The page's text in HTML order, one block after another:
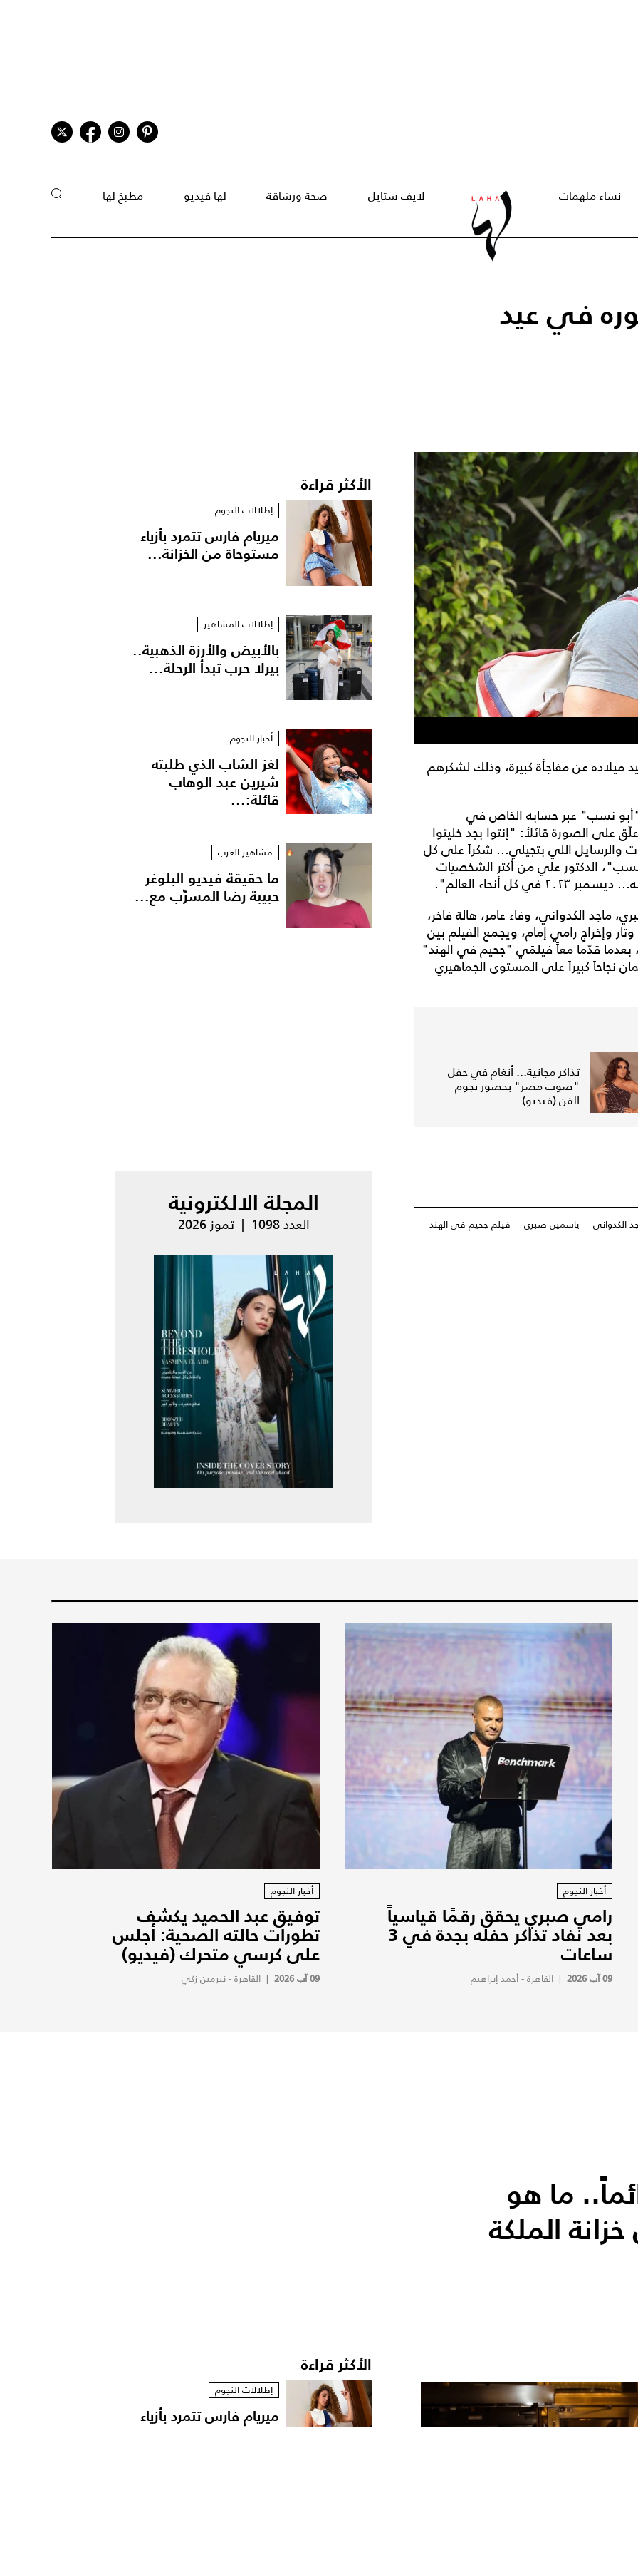
نساء ملهمات لايف ستايل صحة ورشاقة لها فيديو مطبخ لها
في عيد
ميلاده عن مفاجأة كبيرة، وذلك لشكرهم
"أبو نسب" عبر حسابه الخاص في
على الصورة قائلأ: "إنتوا بجد خليتوا
والرسايل اللي بتجيلي... شكراً على كل
الدكتور علي من أكتر الشخصيات
أنحاء العالم".
الكدواني، وفاء عامر، هالة فاخر،
وإخراج رامي إمام، ويجمع الفيلم بين
بعدما قدّما معاً فيلمَي "جحيم في الهند"
عام 2018، وحقق الفيلمان نجاحاً كبيراً على المستوى الجماهيري
تذاكر مجانية... أنغام في حفل
"صوت مصر" بحضور نجوم
الفن (فيديو)
الكدواني ياسمين صبري
فيلم جحيم في الهند
الأكثر قراءة
إطلالات النجوم
ميريام فارس تتمرد بأزياء
مستوحاة من الخزانة...
إطلالات المشاهير
بالأبيض والأرزة الذهبية..
بيرلا حرب تبدأ الرحلة...
أخبار النجوم
لغز الشاب الذي طلبته
شيرين عبد الوهاب
قائلة:...
مشاهير العرب
ما حقيقة فيديو البلوغر
حبيبة رضا المسرّب مع...
المجلة الالكترونية
العدد 1098 | تموز 2026
أخبار النجوم
رامي صبري يحقق رقمًا قياسياً
بعد نفاد تذاكر حفله بجدة في 3
ساعات
09 آب 2026 | القاهرة - أحمد إبراهيم
أخبار النجوم
توفيق عبد الحميد يكشف
تطورات حالته الصحية: أجلس
على كرسي متحرك (فيديو)
09 آب 2026 |القاهرة - نيرمين زكي
ما هو
الملكة
الأكثر قراءة
إطلالات النجوم
ميريام فارس تتمرد بأزياء
مستوحاة من الخزانة...